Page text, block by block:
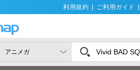
利用規約 ご利用ガイド